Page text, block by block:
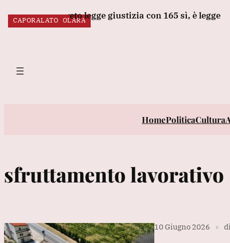
ULTIM’ORA:
il decreto legge giustizia con 165 sì, è legge
HomePoliticaCultura
sfruttamento lavorativo
SRAGE AMENDOLARA
10 Giugno 2026 ∎
CAPORALATO